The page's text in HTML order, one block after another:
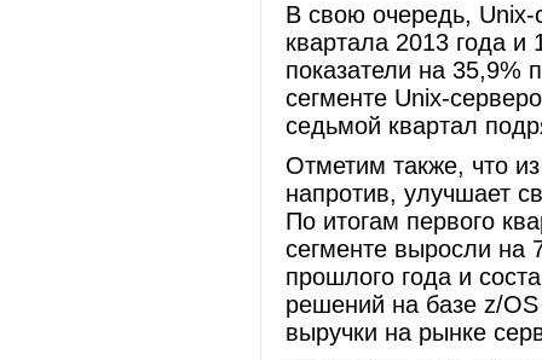
В свою очередь,
квартала 2013 года
показатели на 35,9%
сегменте Unix-
седьмой квартал
Отметим также, что
напротив, улучшает
По итогам первого
сегменте выросли на
прошлого года и
решений на базе z/
выручки на рынке